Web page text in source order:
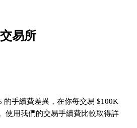
易所
的手續費差異，在你每交易 $100K
使用我們的交易手續費比較取得詳